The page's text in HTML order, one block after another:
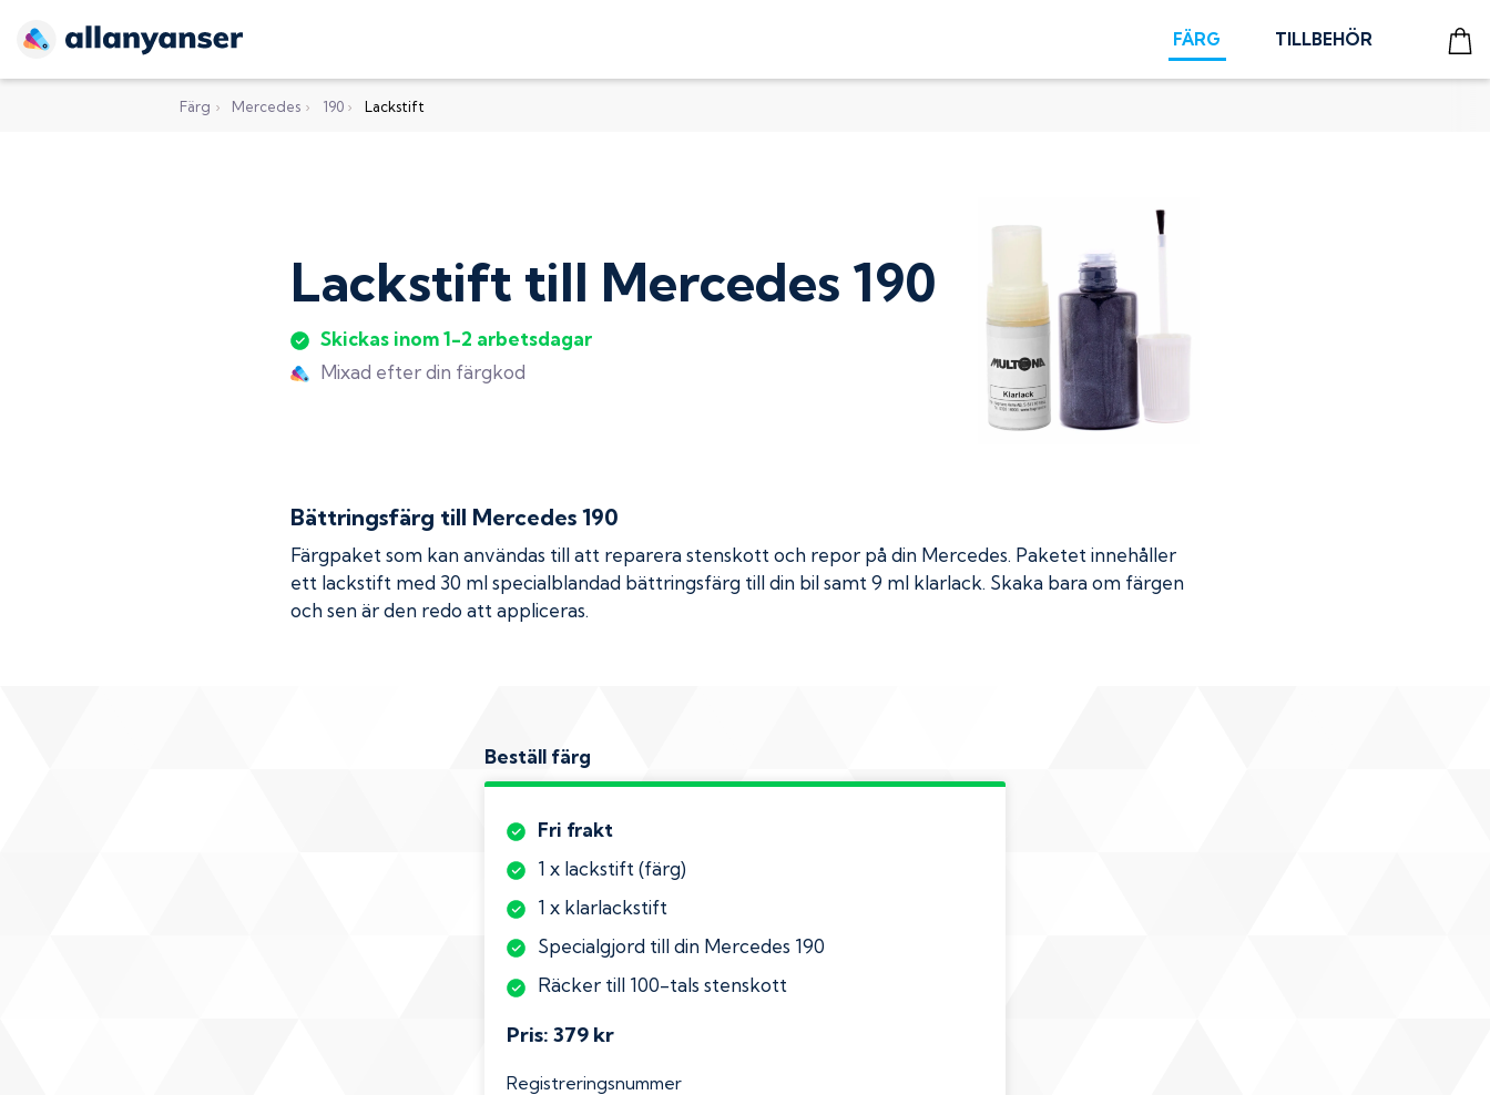
FÄRG TILLBEHÖR
Färg › Mercedes › 190 › Lackstift
Lackstift till Mercedes 190
Skickas inom 1-2 arbetsdagar
Mixad efter din färgkod
Bättringsfärg till Mercedes 190
Färgpaket som kan användas till att reparera stenskott och repor på din Mercedes. Paketet innehåller
ett lackstift med 30 ml specialblandad bättringsfärg till din bil samt 9 ml klarlack. Skaka bara om färgen
och sen är den redo att appliceras.
Beställ färg
Fri frakt
1 x lackstift (färg)
1 x klarlackstift
Specialgjord till din Mercedes 190
Räcker till 100-tals stenskott
Pris:379 kr
Registreringsnummer